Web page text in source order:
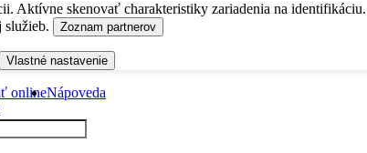
Aktívne skenovať charakteristiky zariadenia na
služieb.
Zoznam partnerov
Vlastné nastavenie
onlineNápoveda